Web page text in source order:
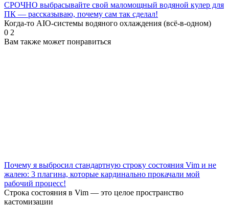
СРОЧНО выбрасывайте свой маломощный водяной кулер для
ПК — рассказываю, почему сам так сделал!
Когда-то AIO-системы водяного охлаждения (всё-в-одном)
0 2
Вам также может понравиться
Почему я выбросил стандартную строку состояния Vim и не
жалею: 3 плагина, которые кардинально прокачали мой
рабочий процесс!
Строка состояния в Vim — это целое пространство
кастомизации